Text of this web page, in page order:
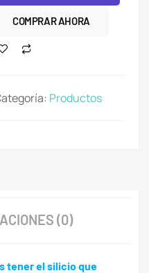
COMPRAR AHORA
Productos
(0)
tener el silicio que